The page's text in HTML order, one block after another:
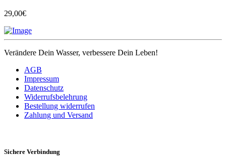
29,00€
Verändere Dein Wasser, verbessere Dein Leben!
AGB
Impressum
Datenschutz
Widerrufsbelehrung
Bestellung widerrufen
Zahlung und Versand
Sichere Verbindung